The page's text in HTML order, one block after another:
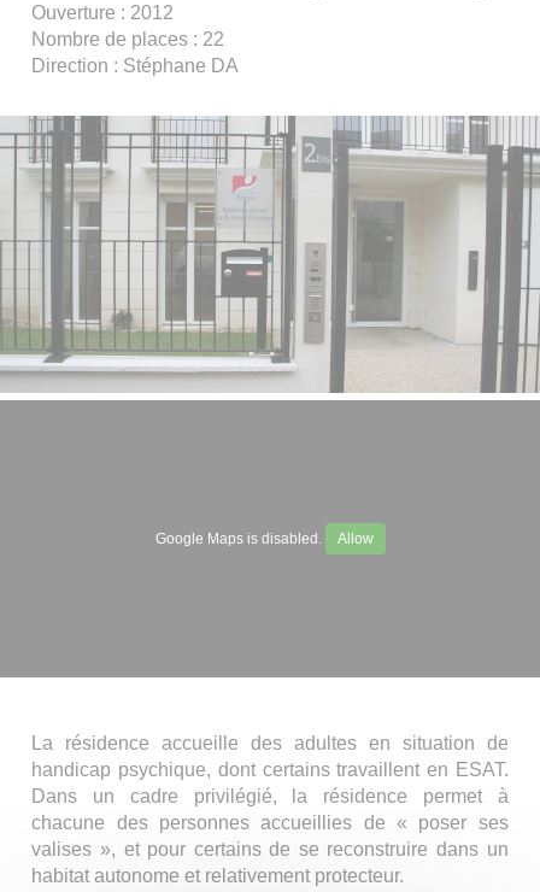
Ouverture : 2012
Nombre de places : 22
Direction : Stéphane DA
Google Maps is disabled. Allow
La résidence accueille des adultes en situation de
handicap psychique, dont certains travaillent en ESAT.
Dans un cadre privilégié, la résidence permet à
chacune des personnes accueillies de « poser ses
valises », et pour certains de se reconstruire dans un
habitat autonome et relativement protecteur.